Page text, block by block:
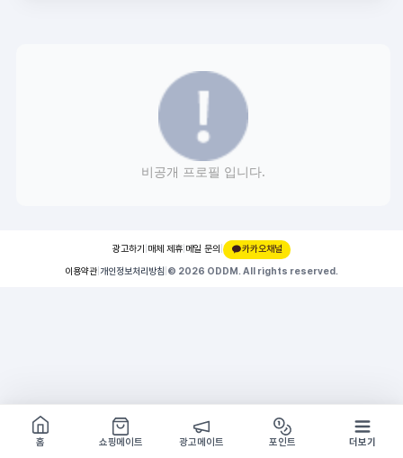
비공개 프로필 입니다.
광고하기 매체 제휴 메일 문의 |
카카오채널
이용약관 개인정보처리방침 © 2026 ODDM. All rights reserved.
쇼핑몰 구경하기
방문시 1G
홈
쇼핑메이트 광고메이트 포인트 더보기